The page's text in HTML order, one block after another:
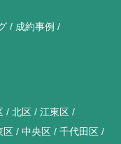
成約事例
北区
江東区
区 中央区
千代田区